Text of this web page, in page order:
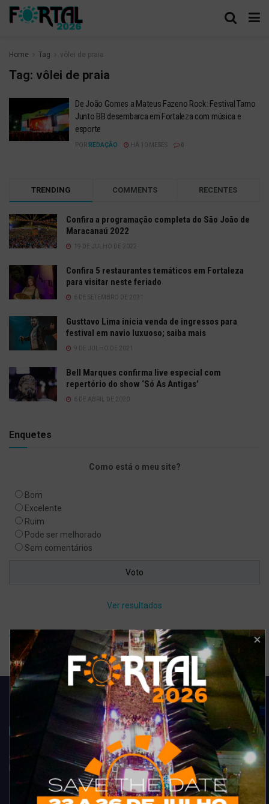
Home Tag vôlei de praia
Tag: vôlei de praia
De João Gomes a Mateus Fazeno Rock: Festival Tamo
Junto BB desembarca em Fortaleza com música e
esporte
POR REDAÇÃO HÁ 10 MESES
TRENDING COMMENTS RECENTES
Confira a programação completa do São João de
Maracanaú 2022
19 DE JULHO DE 2022
Confira 5 restaurantes temáticos em Fortaleza
para visitar neste feriado
6 DE SETEMBRO DE 2021
Gusttavo Lima inicia venda de ingressos para
festival em navio luxuoso; saiba mais
9 DE JULHO DE 2021
Bell Marques confirma live especial com
repertório do show ‘Só As Antigas’
6 DE ABRIL DE 2020
Enquetes
Como está o meu site?
Bom
Excelente
Ruim
Pode ser melhorado
Sem comentários
Ver resultados
Arquivo de enquete
Acompanhe todas as novidades do entretenimento na região de
Fortaleza. Dicas, promoções, coberturas exclusivas e muito mais.